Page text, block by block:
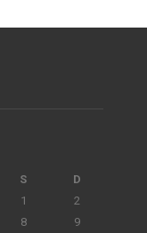
S
D
1
2
8 9